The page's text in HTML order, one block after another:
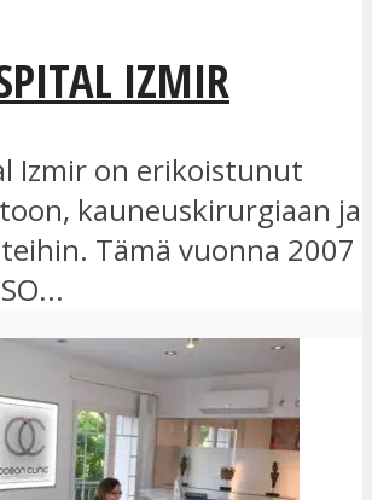
IZMIR
Izmir on erikoistunut
kauneuskirurgiaan ja
Tämä vuonna 2007